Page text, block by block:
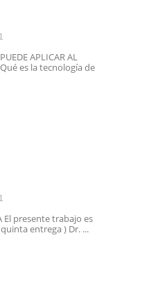
APLICAR AL
es la tecnología de
El presente trabajo es
entrega ) Dr. ...